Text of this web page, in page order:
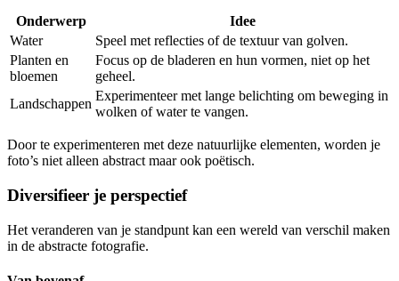
Onderwerp
Idee
Water
Speel met reflecties of de textuur van golven.
Planten en
bloemen
Focus op de bladeren en hun vormen, niet op het
geheel.
Landschappen
Experimenteer met lange belichting om beweging in
wolken of water te vangen.
Door te experimenteren met deze natuurlijke elementen, worden je
foto’s niet alleen abstract maar ook poëtisch.
Diversifieer je perspectief
Het veranderen van je standpunt kan een wereld van verschil maken
in de abstracte fotografie.